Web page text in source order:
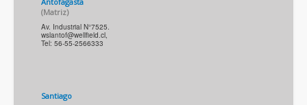
(Matriz)
Av. Industrial N°7525.
wslantof@wellfield.cl,
Tel: 56-55-2566333
Santiago